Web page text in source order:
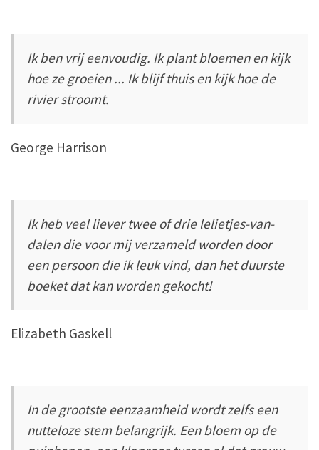
Ik ben vrij eenvoudig. Ik plant bloemen en kijk
hoe ze groeien ... Ik blijf thuis en kijk hoe de
rivier stroomt.
George Harrison
Ik heb veel liever twee of drie lelietjes-van-
dalen die voor mij verzameld worden door
een persoon die ik leuk vind, dan het duurste
boeket dat kan worden gekocht!
Elizabeth Gaskell
In de grootste eenzaamheid wordt zelfs een
nutteloze stem belangrijk. Een bloem op de